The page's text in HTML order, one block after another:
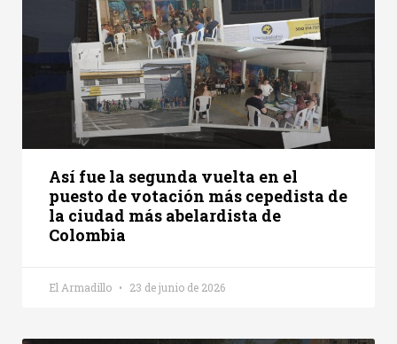
Así fue la segunda vuelta en el
puesto de votación más cepedista de
la ciudad más abelardista de
Colombia
El Armadillo 23 de junio de 2026